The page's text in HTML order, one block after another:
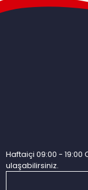
Haftaiçi 09:00 - 19:00
ulaşabilirsiniz.